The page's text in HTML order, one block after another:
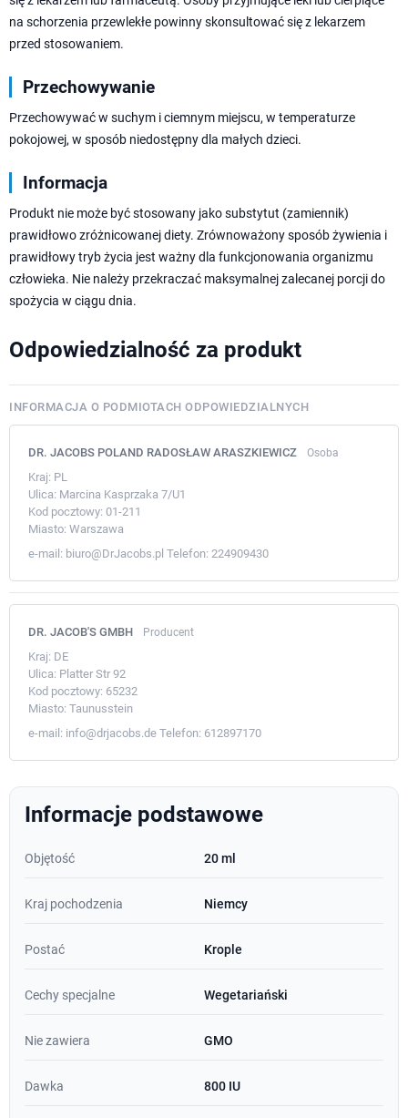
na schorzenia przewlekłe powinny skonsultować się z lekarzem
przed stosowaniem.
Przechowywanie
Przechowywać w suchym i ciemnym miejscu, w temperaturze
pokojowej, w sposób niedostępny dla małych dzieci.
Informacja
Produkt nie może być stosowany jako substytut (zamiennik)
prawidłowo zróżnicowanej diety. Zrównoważony sposób żywienia i
prawidłowy tryb życia jest ważny dla funkcjonowania organizmu
człowieka. Nie należy przekraczać maksymalnej zalecanej porcji do
spożycia w ciągu dnia.
Odpowiedzialność za produkt
INFORMACJA O PODMIOTACH ODPOWIEDZIALNYCH
DR. JACOBS POLAND RADOSŁAW ARASZKIEWICZ Osoba
Kraj: PL
Ulica: Marcina Kasprzaka 7/U1
Kod pocztowy: 01-211
Miasto: Warszawa
e-mail: biuro@DrJacobs.pl Telefon: 224909430
DR. JACOB'S GMBH Producent
Kraj: DE
Ulica: Platter Str 92
Kod pocztowy: 65232
Miasto: Taunusstein
e-mail: info@drjacobs.de Telefon: 612897170
Informacje podstawowe
Objętość 20 ml
Kraj pochodzenia Niemcy
Postać Krople
Cechy specjalne Wegetariański
Nie zawiera GMO
Dawka 800 IU